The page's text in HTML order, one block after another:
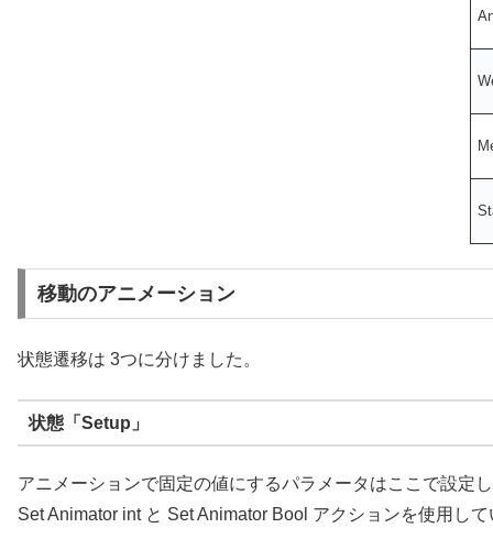
移動のアニメーション
状態遷移は 3つに分けました。
状態「Setup」
アニメーションで固定の値にするパラメータはここで設定
Set Animator int と Set Animator Bool アクションを使用し